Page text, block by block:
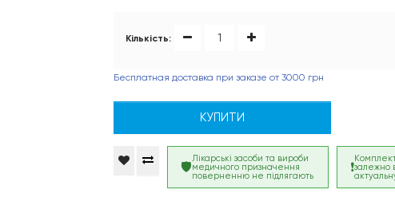
Кількість:
Бесплатная доставка при заказе от 3000 грн
КУПИТИ
Лікарські засоби та вироби
медичного призначення
поверненню не підлягають
залежно